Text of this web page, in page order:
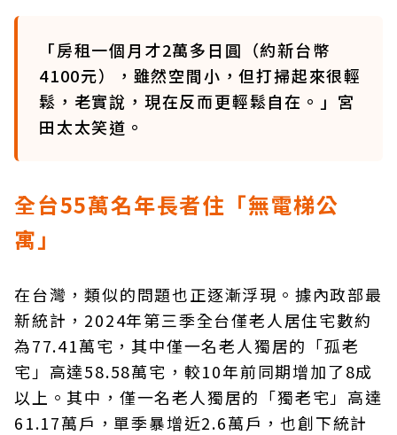
「房租一個月才2萬多日圓（約新台幣
4100元），雖然空間小，但打掃起來很輕
鬆，老實說，現在反而更輕鬆自在。」宮
田太太笑道。
全台55萬名年長者住「無電梯公
寓」
在台灣，類似的問題也正逐漸浮現。據內政部最
新統計，2024年第三季全台僅老人居住宅數約
為77.41萬宅，其中僅一名老人獨居的「孤老
宅」高達58.58萬宅，較10年前同期增加了8成
以上。其中，僅一名老人獨居的「獨老宅」高達
61.17萬戶，單季暴增近2.6萬戶，也創下統計